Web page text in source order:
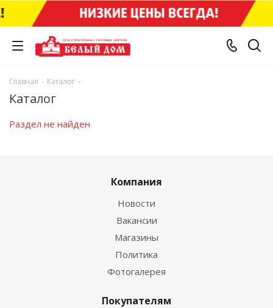
Главная - Каталог -
Каталог
Раздел не найден
Компания
Новости
Вакансии
Магазины
Политика
Фотогалерея
Покупателям